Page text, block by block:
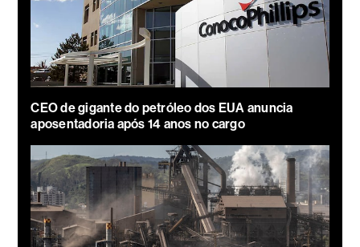
CEO de gigante do petróleo dos EUA anuncia
aposentadoria após 14 anos no cargo